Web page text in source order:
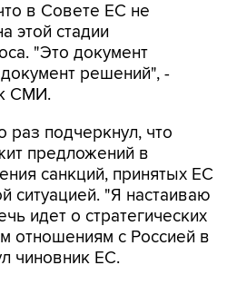
в Совете ЕС не
этой стадии
"Это документ
решений", -
СМИ.
раз подчеркнул, что
предложений в
санкций, принятых ЕС
ситуацией. "Я настаиваю
идет о стратегических
отношениям с Россией в
чиновник ЕС.